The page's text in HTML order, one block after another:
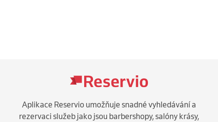
Aplikace Reservio umožňuje snadné vyhledávání a
rezervaci služeb jako jsou barbershopy, salóny krásy,